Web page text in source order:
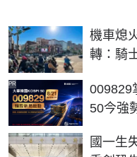
機車熄
轉：騎
009829
50今強
PR
國一生